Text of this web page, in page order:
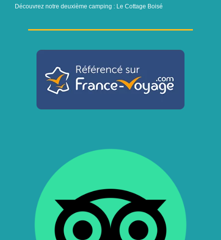
Découvrez notre deuxième camping : Le Cottage Boisé